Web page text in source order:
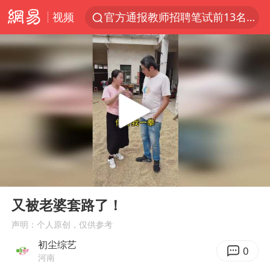
视频
官方通报教师招聘笔试前13名被淘汰
泰国校园枪击案死亡人数升至7人
改名后的“青海拉面”店
火把节震撼瞬间
四川宜宾市高县发生4.9级地震
公司“上四休三”但要降薪1000元
Play
又被老婆套路了！
声明：个人原创，仅供参考
初尘综艺
河南 0